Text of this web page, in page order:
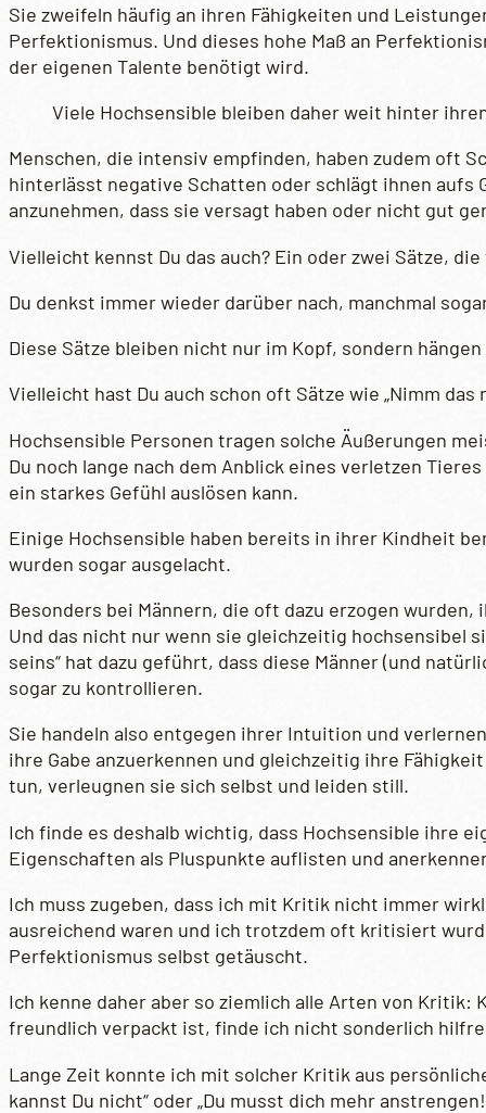
Sie zweifeln häufig an ihren Fähigkeiten und
Perfektionismus. Und dieses hohe Maß an
der eigenen Talente benötigt wird.
Viele Hochsensible bleiben daher weit hinter
Menschen, die intensiv empfinden, haben zudem oft
hinterlässt negative Schatten oder schlägt ihnen aufs
anzunehmen, dass sie versagt haben oder nicht gut
Vielleicht kennst Du das auch? Ein oder zwei Sätze,
Du denkst immer wieder darüber nach, manchmal
Diese Sätze bleiben nicht nur im Kopf, sondern
Vielleicht hast Du auch schon oft Sätze wie „Nimm
Hochsensible Personen tragen solche Äußerungen
Du noch lange nach dem Anblick eines verletzen
ein starkes Gefühl auslösen kann.
Einige Hochsensible haben bereits in ihrer Kindheit
wurden sogar ausgelacht.
Besonders bei Männern, die oft dazu erzogen
Und das nicht nur wenn sie gleichzeitig hochsensibel
seins“ hat dazu geführt, dass diese Männer (und
sogar zu kontrollieren.
Sie handeln also entgegen ihrer Intuition und
ihre Gabe anzuerkennen und gleichzeitig ihre
tun, verleugnen sie sich selbst und leiden still.
Ich finde es deshalb wichtig, dass Hochsensible ihre
Eigenschaften als Pluspunkte auflisten und
Ich muss zugeben, dass ich mit Kritik nicht immer
ausreichend waren und ich trotzdem oft kritisiert
Perfektionismus selbst getäuscht.
Ich kenne daher aber so ziemlich alle Arten von
freundlich verpackt ist, finde ich nicht sonderlich
Lange Zeit konnte ich mit solcher Kritik aus
kannst Du nicht“ oder „Du musst dich mehr